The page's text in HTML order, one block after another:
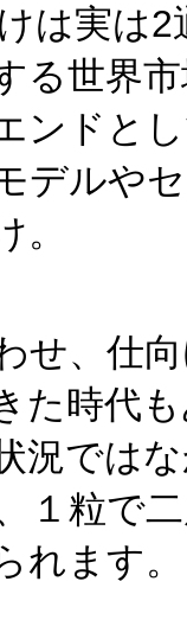
は実は
る世界
ンドと
デルや
。
せ、仕
た時代
況では
１粒で
れます。